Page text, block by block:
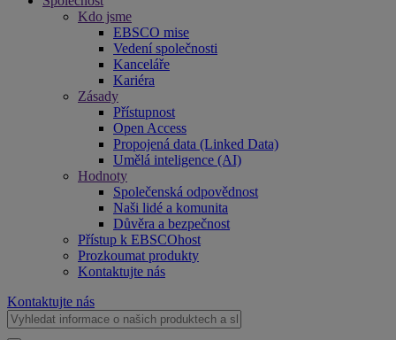
Kdo jsme
EBSCO mise
Vedení společnosti
Kanceláře
Kariéra
Zásady
Přístupnost
Open Access
Propojená data (Linked Data)
Umělá inteligence (AI)
Hodnoty
Společenská odpovědnost
Naši lidé a komunita
Důvěra a bezpečnost
Přístup k EBSCOhost
Prozkoumat produkty
Kontaktujte nás
Kontaktujte nás